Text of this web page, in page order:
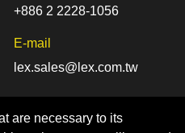
+886 2 2228-1056
E-mail
lex.sales@lex.com.tw
are necessary to its